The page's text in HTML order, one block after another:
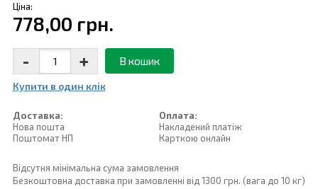
Ціна:
778,00 грн.
- + В кошик
Купити в один клiк
Доставка:
Нова пошта
Поштомат НП
Оплата:
Накладений платiж
Карткою онлайн
Відсутня мінімальна сума замовлення
Безкоштовна доставка при замовленні від 1300 грн. (вага до 10 кг)